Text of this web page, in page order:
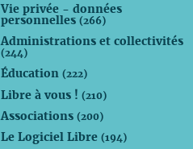
Vie privée - données
personnelles(266)
Administrations et collectivités
(244)
Éducation(222)
Libre à vous !(210)
Associations(200)
Le Logiciel Libre(194)